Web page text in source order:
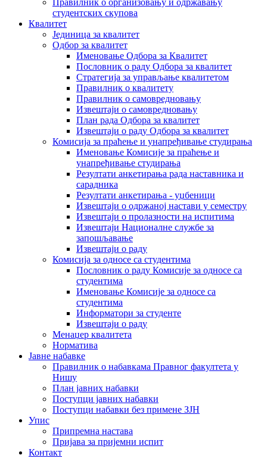
Правилник о организовању и одржавању
студентских скупова
Квалитет
Јединица за квалитет
Одбор за квалитет
Именовање Одбора за Квалитет
Пословник о раду Одбора за квалитет
Стратегија за управљање квалитетом
Правилник о квалитету
Правилник о самовредновању
Извештаји о самовредновању
План рада Одбора за квалитет
Извештаји о раду Одбора за квалитет
Комисија за праћење и унапређивање студирања
Именовање Комисије за праћење и
унапређивање студирања
Резултати анкетирања рада наставника и
сарадника
Резултати анкетирања - уџбеници
Извештаји о одржаној настави у семестру
Извештаји о пролазности на испитима
Извештаји Националне службе за
запошљавање
Извештаји о раду
Комисија за односе са студентима
Пословник о раду Комисије за односе са
студентима
Именовање Комисије за односе са
студентима
Информатори за студенте
Извештаји о раду
Менаџер квалитета
Норматива
Јавне набавке
Правилник о набавкама Правног факултета у
Нишу
План јавних набавки
Поступци јавних набавки
Поступци набавки без примене ЗЈН
Упис
Припремна настава
Пријава за пријемни испит
Контакт